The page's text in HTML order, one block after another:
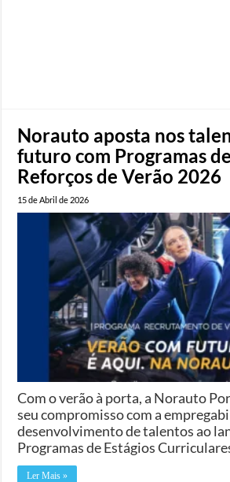
Norauto aposta nos
futuro com Programas
Reforços de Verão 2026
15 de Abril de 2026
Com o verão à porta, a Norauto
seu compromisso com a
desenvolvimento de talentos ao
Programas de Estágios
Ler Mais »